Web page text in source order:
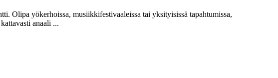
Olipa yökerhoissa, musiikkifestivaaleissa tai yksityisissä tapahtumissa,
anaali ...